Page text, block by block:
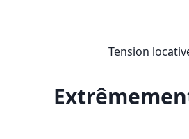
Tension